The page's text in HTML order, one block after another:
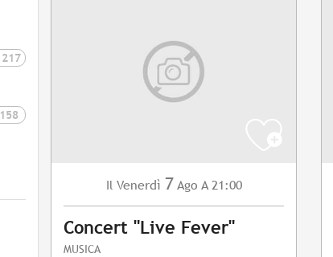
217
158
Il Venerdì 7 Ago A 21:00
Concert "Live Fever"
MUSICA